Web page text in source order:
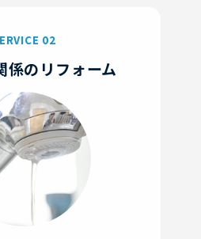
02
係のリフォーム